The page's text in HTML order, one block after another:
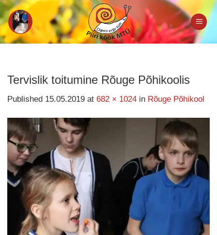
Skip
to
content
Tervislik toitumine Rõuge Põhikoolis
Published 15.05.2019 at 682 × 1024 in Rõuge Põhikool